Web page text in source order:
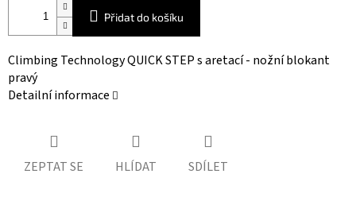
Přidat do košíku
Climbing Technology QUICK STEP s aretací - nožní blokant
pravý
Detailní informace
ZEPTAT SE HLÍDAT SDÍLET